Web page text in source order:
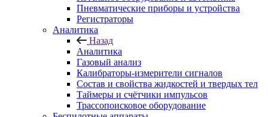
Пневматические приборы и устройства
Регистраторы
Аналитика
Назад
Аналитика
Газовый анализ
Калибраторы-измерители сигналов
Состав и свойства жидкостей и твердых тел
Таймеры и счётчики импульсов
Трассопоисковое оборудование